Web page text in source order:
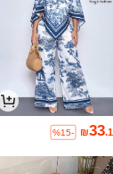
₪33
%15-